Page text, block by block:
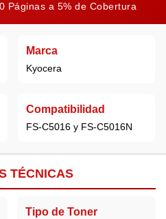
Páginas a 5% de Cobertura
Marca
Kyocera
Compatibilidad
FS-C5016 y FS-C5016N
TÉCNICAS
Tipo de Toner